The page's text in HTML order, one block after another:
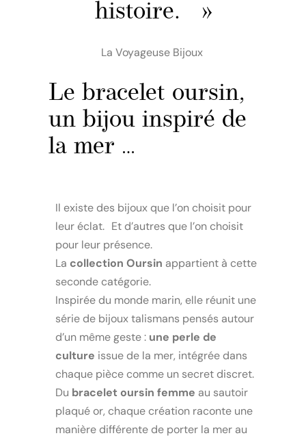
histoire. »
La Voyageuse Bijoux
Le bracelet oursin,
un bijou inspiré de
la mer …
Il existe des bijoux que l’on choisit pour
leur éclat. Et d’autres que l’on choisit
pour leur présence.
La collection Oursin appartient à cette
seconde catégorie.
Inspirée du monde marin, elle réunit une
série de bijoux talismans pensés autour
d’un même geste : une perle de
culture issue de la mer, intégrée dans
chaque pièce comme un secret discret.
Du bracelet oursin femme au sautoir
plaqué or, chaque création raconte une
manière différente de porter la mer au